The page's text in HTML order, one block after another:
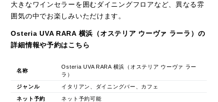
大きなワインセラーを囲むダイニングフロアなど、異なる雰
囲気の中でお楽しみいただけます。
Osteria UVA RARA 横浜（オステリア ウーヴァ ラーラ）の
詳細情報や予約はこちら
名称
Osteria UVA RARA 横浜（オステリア ウーヴァ ラー
ラ）
ジャンル イタリアン、ダイニングバー、カフェ
ネット予約 ネット予約可能